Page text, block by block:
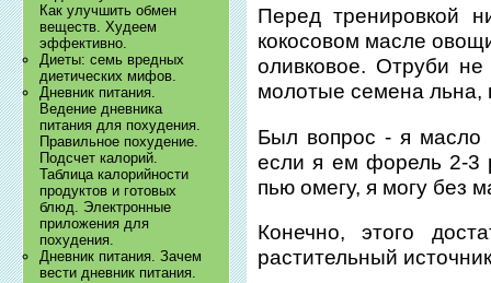
Как улучшить обмен
веществ. Худеем
эффективно.
Диеты: семь вредных
диетических мифов.
Дневник питания.
Ведение дневника
питания для похудения.
Правильное похудение.
Подсчет калорий.
Таблица калорийности
продуктов и готовых
блюд. Электронные
приложения для
похудения.
Дневник питания. Зачем
вести дневник питания.
Перед тренировкой
кокосовом масле
оливковое. Отруби
молотые семена льна,
Был вопрос - я масло
если я ем форель 2-3
пью омегу, я могу без
Конечно, этого
растительный